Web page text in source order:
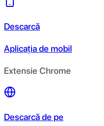
Descarcă
Aplicația de mobil
Extensie Chrome
Descarcă de pe